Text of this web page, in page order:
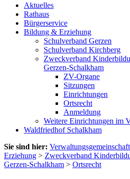
Aktuelles
Rathaus
Bürgerservice
Bildung & Erziehung
Schulverband Gerzen
Schulverband Kirchberg
Zweckverband
Gerzen-Schalkham
ZV-Organe
Sitzungen
Einrichtungen
Ortsrecht
Anmeldung
Weitere Einrichtungen im
Waldfriedhof Schalkham
Sie sind hier: Verwaltungsgemeinschaft
Erziehung > Zweckverband
Gerzen-Schalkham > Ortsrecht